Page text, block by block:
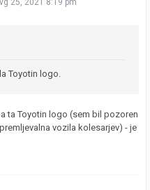
25, 2021 8:19 pm
Toyotin logo.
ta Toyotin logo (sem bil pozoren
vozila kolesarjev) - je